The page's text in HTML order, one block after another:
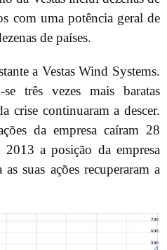
com uma potência geral de
de países.
a Vestas Wind Systems.
três vezes mais baratas
crise continuaram a descer.
da empresa caíram 28
a posição da empresa
suas ações recuperaram a